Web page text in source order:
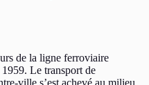
de la ligne ferroviaire
Le transport de
ville s’est achevé au milieu